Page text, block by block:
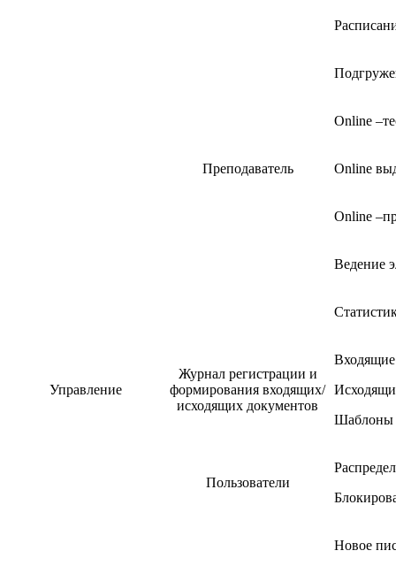
Преподаватель
Online
Online
Online
Ведение
Управление
Журнал регистрации и
формирования входящих/
исходящих документов
Входящие
Шаблоны
Пользователи
Новое